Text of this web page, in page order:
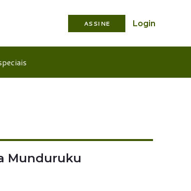
ASSINE Login
Munduruku